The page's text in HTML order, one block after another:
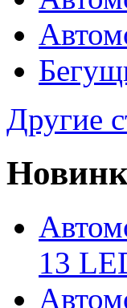
Другие
13